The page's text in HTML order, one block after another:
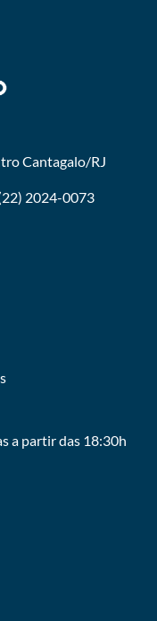
Cantagalo/RJ
2024-0073
a partir das 18:30h